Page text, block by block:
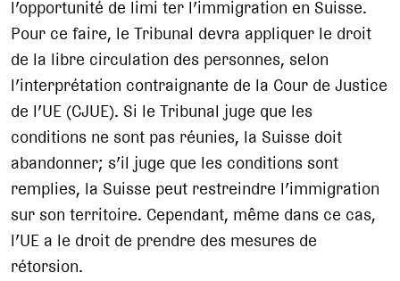
l’opportunité de limi ter l’immigration en Suisse.
Pour ce faire, le Tribunal devra appliquer le droit
de la libre circulation des personnes, selon
l’interprétation contraignante de la Cour de Justice
de l’UE (CJUE). Si le Tribunal juge que les
conditions ne sont pas réunies, la Suisse doit
abandonner; s’il juge que les conditions sont
remplies, la Suisse peut restreindre l’immigration
sur son territoire. Cependant, même dans ce cas,
l’UE a le droit de prendre des mesures de
rétorsion.